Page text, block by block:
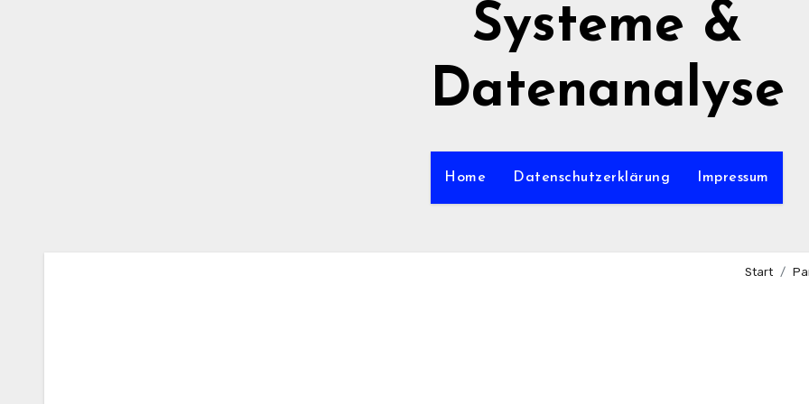
Systeme &
Datenanalyse
Home Datenschutzerklärung Impressum
Start